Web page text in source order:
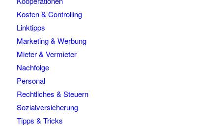
Kosten & Controlling
Linktipps
Marketing & Werbung
Mieter & Vermieter
Nachfolge
Personal
Rechtliches & Steuern
Sozialversicherung
Tipps & Tricks